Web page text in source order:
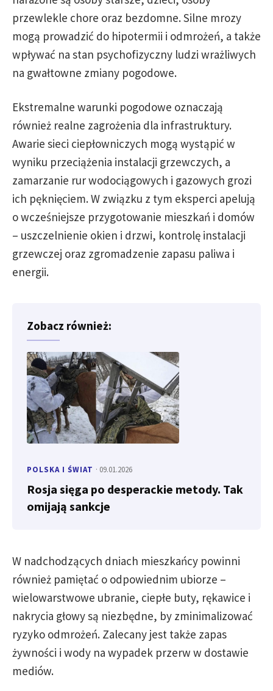
przewlekle chore oraz bezdomne. Silne mrozy
mogą prowadzić do hipotermii i odmrożeń, a także
wpływać na stan psychofizyczny ludzi wrażliwych
na gwałtowne zmiany pogodowe.
Ekstremalne warunki pogodowe oznaczają
również realne zagrożenia dla infrastruktury.
Awarie sieci ciepłowniczych mogą wystąpić w
wyniku przeciążenia instalacji grzewczych, a
zamarzanie rur wodociągowych i gazowych grozi
ich pęknięciem. W związku z tym eksperci apelują
o wcześniejsze przygotowanie mieszkań i domów
– uszczelnienie okien i drzwi, kontrolę instalacji
grzewczej oraz zgromadzenie zapasu paliwa i
energii.
Zobacz również:
POLSKA I ŚWIAT · 09.01.2026
Rosja sięga po desperackie metody. Tak
omijają sankcje
W nadchodzących dniach mieszkańcy powinni
również pamiętać o odpowiednim ubiorze –
wielowarstwowe ubranie, ciepłe buty, rękawice i
nakrycia głowy są niezbędne, by zminimalizować
ryzyko odmrożeń. Zalecany jest także zapas
żywności i wody na wypadek przerw w dostawie
mediów.